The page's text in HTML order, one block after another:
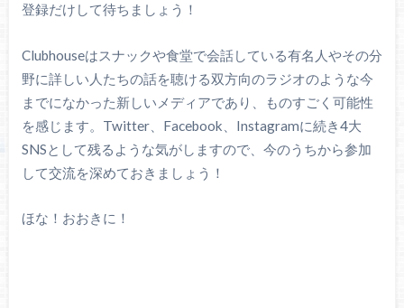
登録だけして待ちましょう！
Clubhouseはスナックや食堂で会話している有名人やその分
野に詳しい人たちの話を聴ける双方向のラジオのような今
までになかった新しいメディアであり、ものすごく可能性
を感じます。Twitter、Facebook、Instagramに続き4大
SNSとして残るような気がしますので、今のうちから参加
して交流を深めておきましょう！
ほな！おおきに！